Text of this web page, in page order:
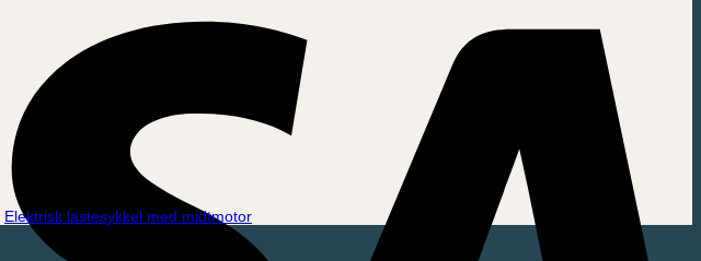
Elektrisk lastesykkel med midtmotor